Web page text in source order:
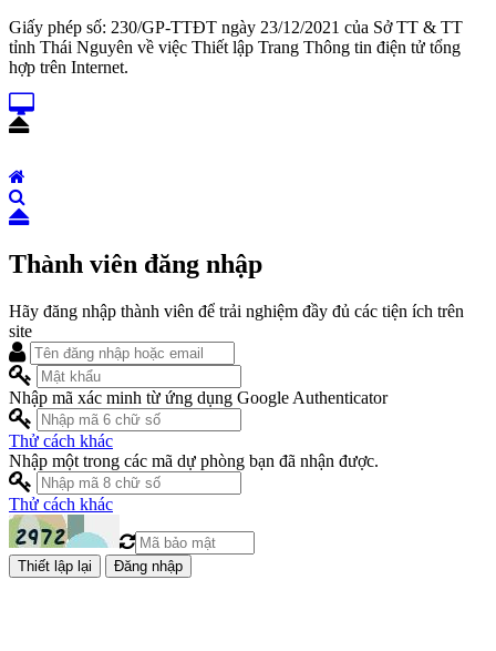
Giấy phép số: 230/GP-TTĐT ngày 23/12/2021 của Sở TT & TT
tỉnh Thái Nguyên về việc Thiết lập Trang Thông tin điện tử tổng
hợp trên Internet.
Thành viên đăng nhập
Hãy đăng nhập thành viên để trải nghiệm đầy đủ các tiện ích trên
site
Nhập mã xác minh từ ứng dụng Google Authenticator
Thử cách khác
Nhập một trong các mã dự phòng bạn đã nhận được.
Thử cách khác
Đăng nhập